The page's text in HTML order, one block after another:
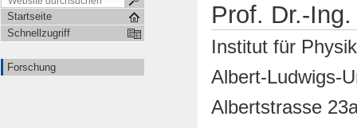
Startseite
Schnellzugriff
Forschung
Prof. Dr.-
Institut für
Albert-Ludwigs-
Albertstrasse